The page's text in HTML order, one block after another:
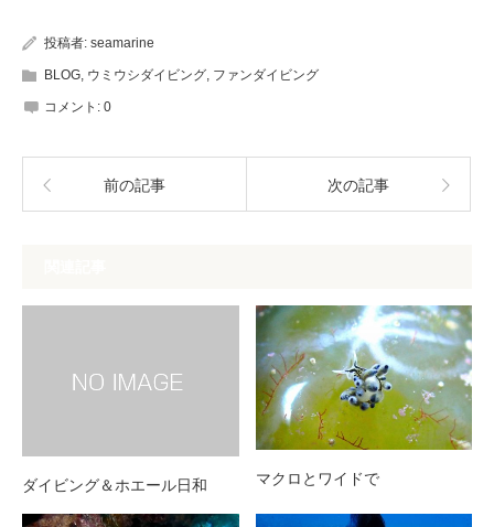
投稿者: seamarine
BLOG, ウミウシダイビング, ファンダイビング
コメント: 0
前の記事 次の記事
ダイビング＆ホエール日和 マクロとワイドで